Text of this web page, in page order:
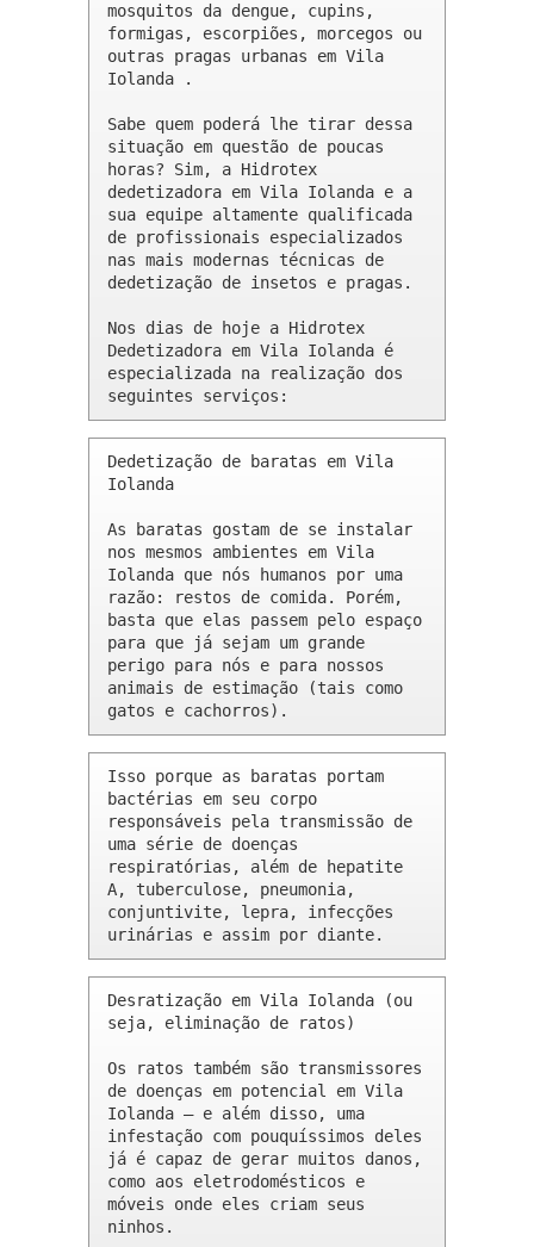
mosquitos da dengue, cupins,
formigas, escorpiões, morcegos ou
outras pragas urbanas em Vila
Iolanda .
Sabe quem poderá lhe tirar dessa
situação em questão de poucas
horas? Sim, a Hidrotex
dedetizadora em Vila Iolanda e a
sua equipe altamente qualificada
de profissionais especializados
nas mais modernas técnicas de
dedetização de insetos e pragas.
Nos dias de hoje a Hidrotex
Dedetizadora em Vila Iolanda é
especializada na realização dos
seguintes serviços:
Dedetização de baratas em Vila
Iolanda
As baratas gostam de se instalar
nos mesmos ambientes em Vila
Iolanda que nós humanos por uma
razão: restos de comida. Porém,
basta que elas passem pelo espaço
para que já sejam um grande
perigo para nós e para nossos
animais de estimação (tais como
gatos e cachorros).
Isso porque as baratas portam
bactérias em seu corpo
responsáveis pela transmissão de
uma série de doenças
respiratórias, além de hepatite
A, tuberculose, pneumonia,
conjuntivite, lepra, infecções
urinárias e assim por diante.
Desratização em Vila Iolanda (ou
seja, eliminação de ratos)
Os ratos também são transmissores
de doenças em potencial em Vila
Iolanda – e além disso, uma
infestação com pouquíssimos deles
já é capaz de gerar muitos danos,
como aos eletrodomésticos e
móveis onde eles criam seus
ninhos.